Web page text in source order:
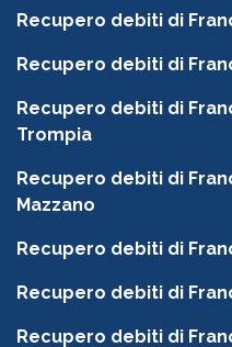
Recupero debiti di
Recupero debiti di
Recupero debiti di
Trompia
Recupero debiti di
Mazzano
Recupero debiti di
Recupero debiti di
Recupero debiti di